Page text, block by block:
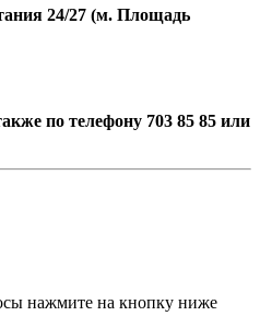
27 (м. Площадь
по телефону 703 85 85 или
нажмите на кнопку ниже